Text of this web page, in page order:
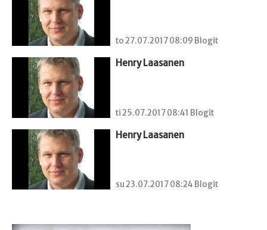
to 27.07.2017 08:09 Blogit
Henry Laasanen
ti 25.07.2017 08:41 Blogit
Henry Laasanen
su 23.07.2017 08:24 Blogit